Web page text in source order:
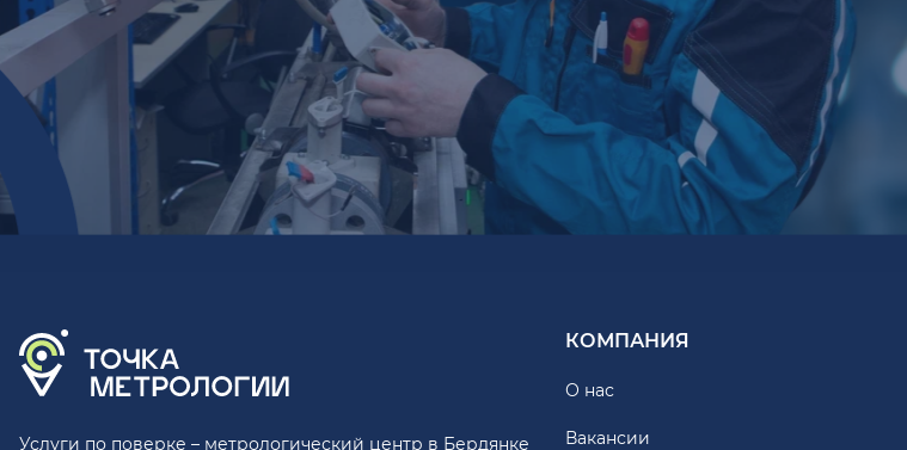
Услуги по поверке – метрологический центр в Бердянке
КОМПАНИЯ
О нас
Вакансии